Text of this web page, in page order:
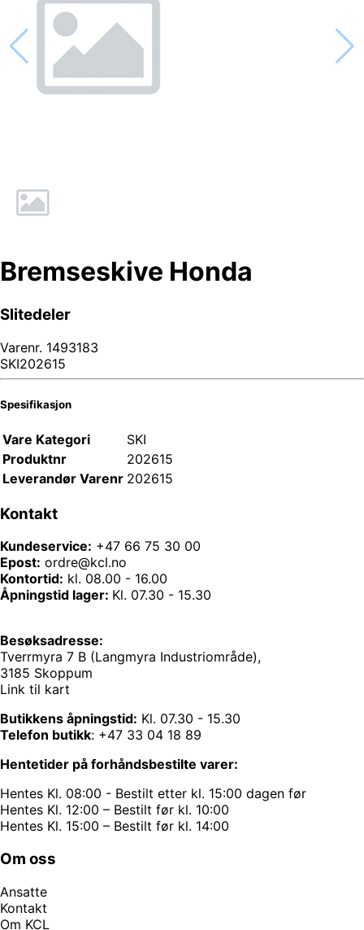
Bremseskive Honda
Slitedeler
Varenr. 1493183
SKI202615
Spesifikasjon
Vare Kategori
SKI
Produktnr
202615
Leverandør Varenr 202615
Kontakt
Kundeservice: +47 66 75 30 00
Epost: ordre@kcl.no
Kontortid: kl. 08.00 - 16.00
Åpningstid lager: Kl. 07.30 - 15.30
Besøksadresse:
Tverrmyra 7 B (Langmyra Industriområde),
3185 Skoppum
Link til kart
Butikkens åpningstid: Kl. 07.30 - 15.30
Telefon butikk: +47 33 04 18 89
Hentetider på forhåndsbestilte varer:
Hentes Kl. 08:00 - Bestilt etter kl. 15:00 dagen før
Hentes Kl. 12:00 – Bestilt før kl. 10:00
Hentes Kl. 15:00 – Bestilt før kl. 14:00
Om oss
Ansatte
Kontakt
Om KCL